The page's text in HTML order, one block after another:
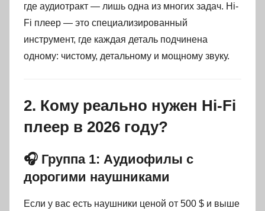
где аудиотракт — лишь одна из многих задач. Hi-
Fi плеер — это специализированный
инструмент, где каждая деталь подчинена
одному: чистому, детальному и мощному звуку.
2. Кому реально нужен Hi-Fi
плеер в 2026 году?
🎧 Группа 1: Аудиофилы с
дорогими наушниками
Если у вас есть наушники ценой от 500 $ и выше